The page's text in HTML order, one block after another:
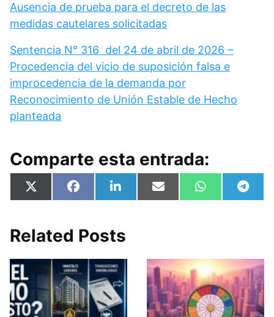
Ausencia de prueba para el decreto de las
medidas cautelares solicitadas
Sentencia N° 316 del 24 de abril de 2026 –
Procedencia del vicio de suposición falsa e
improcedencia de la demanda por
Reconocimiento de Unión Estable de Hecho
planteada
Comparte esta entrada:
Compartir
en
X
(
i
t
e
Compartir
en
F
a
b
o
k
Compartir
en
L
i
e
d
n
Compartir
en
E
m
Compartir
en
W
h
p
en
T
e
m
Related Posts